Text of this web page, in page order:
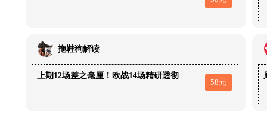
拖鞋狗解读
上期12场差之毫厘！欧战14场精研透彻
58元